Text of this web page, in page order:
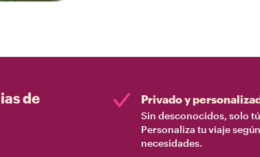
de
Privado y
Sin desconocidos, solo
Personaliza tu viaje
necesidades.